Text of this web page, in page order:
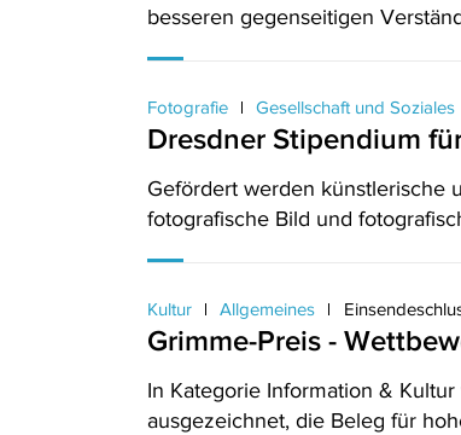
besseren gegenseitigen
Fotografie Gesellschaft und Soziales
Dresdner Stipendium
Gefördert werden künstlerische
fotografische Bild und
Kultur Allgemeines
Grimme-Preis -
In Kategorie Information &
ausgezeichnet, die Beleg für